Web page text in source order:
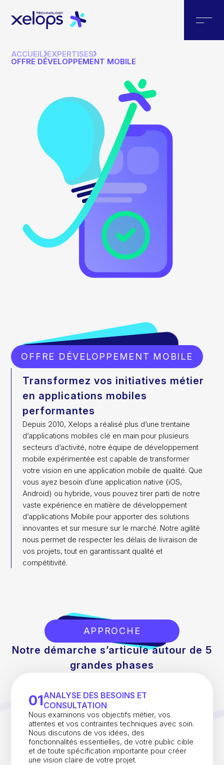
ACCUEIL EXPERTISES
OFFRE DÉVELOPPEMENT MOBILE
OFFRE DÉVELOPPEMENT MOBILE
Transformez vos initiatives métier
en applications mobiles
performantes
Depuis 2010, Xelops a réalisé plus d’une trentaine
d’applications mobiles clé en main pour plusieurs
secteurs d’activité, notre équipe de développement
mobile expérimentée est capable de transformer
votre vision en une application mobile de qualité. Que
vous ayez besoin d’une application native (iOS,
Android) ou hybride, vous pouvez tirer parti de notre
vaste expérience en matière de développement
d’applications Mobile pour apporter des solutions
innovantes et sur mesure sur le marché. Notre agilité
nous permet de respecter les délais de livraison de
vos projets, tout en garantissant qualité et
compétitivité.
APPROCHE
Notre démarche s’articule autour de 5
grandes phases
01ANALYSE DES BESOINS ET
CONSULTATION
Nous examinons vos objectifs métier, vos
attentes et vos contraintes techniques avec soin.
Nous discutons de vos idées, des
fonctionnalités essentielles, de votre public cible
et de toute spécification importante pour créer
une vision claire de votre projet.